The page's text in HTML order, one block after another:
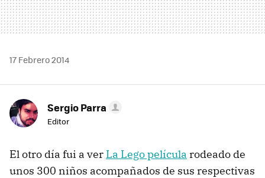
17 Febrero 2014
Sergio Parra
Editor
El otro día fui a ver La Lego película rodeado de
unos 300 niños acompañados de sus respectivas